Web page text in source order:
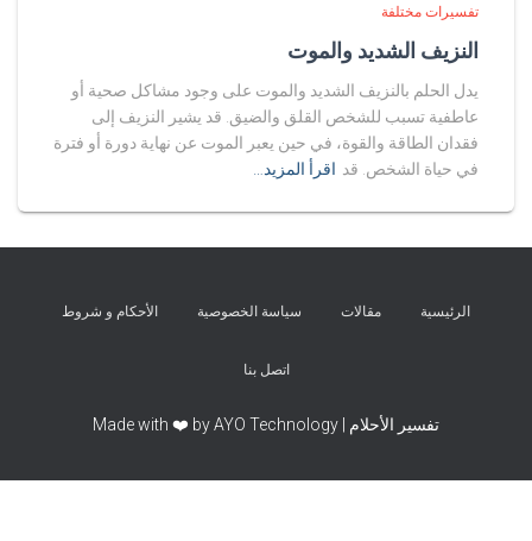
تفسيرات مختلفة
النزيف الشديد والموت
يدل الحلم بالنزيف الشديد والموت على وجود مشاكل صحية أو
عاطفية تسبب للشخص القلق والضيق. قد يشير النزيف إلى
فقدان الطاقة والقوة، في حين يعبر الموت عن نهاية دورة أو فترة
في حياة الشخص. قد اقرأ المزيد…
الرئيسية مقالات سياسة الخصوصية الأحكام و شروط
اتصل بنا
تفسير الأحلام | Made with ❤️ by AYO Technology